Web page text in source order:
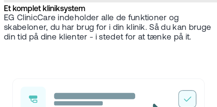
Et komplet kliniksystem
EG ClinicCare indeholder alle de funktioner og
skabeloner, du har brug for i din klinik. Så du kan bruge
din tid på dine klienter - i stedet for at tænke på it.